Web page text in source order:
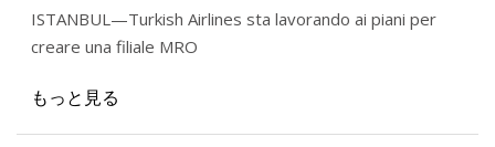
ISTANBUL—Turkish Airlines sta lavorando ai piani per
creare una filiale MRO
もっと見る